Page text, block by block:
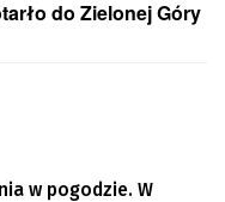
do Zielonej Góry
w pogodzie. W